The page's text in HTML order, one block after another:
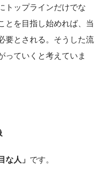
トップラインだけでな
とを目指し始めれば、当
要とされる。そうした流
っていくと考えていま
な人」 です。